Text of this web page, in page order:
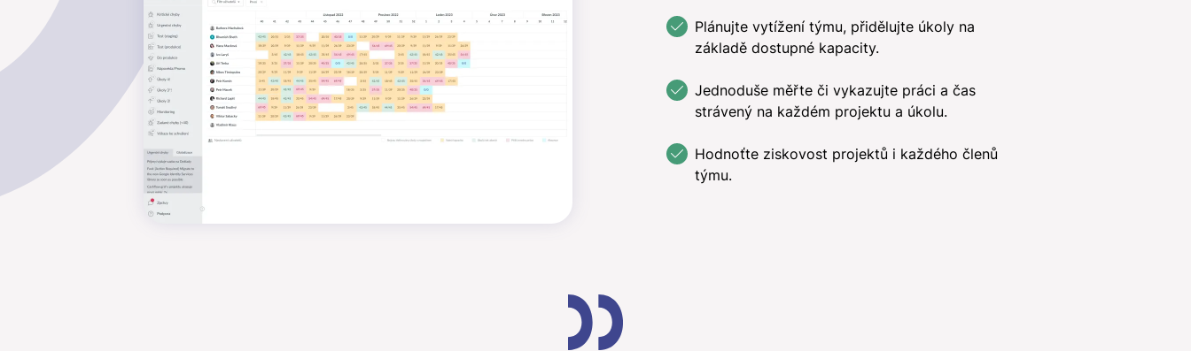
Plánujte vytížení týmu, přidělujte úkoly na
základě dostupné kapacity.
Jednoduše měřte či vykazujte práci a čas
strávený na každém projektu a úkolu.
Hodnoťte ziskovost projektů i každého členů
týmu.